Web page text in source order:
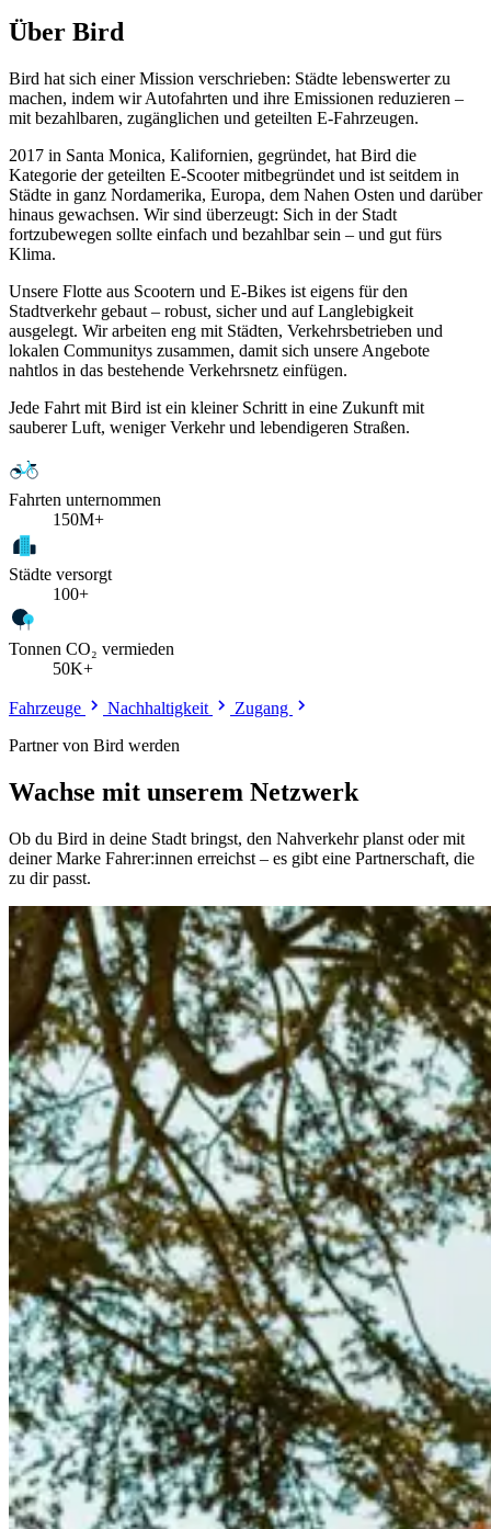
Über Bird
Bird hat sich einer Mission verschrieben: Städte lebenswerter zu
machen, indem wir Autofahrten und ihre Emissionen reduzieren –
mit bezahlbaren, zugänglichen und geteilten E-Fahrzeugen.
2017 in Santa Monica, Kalifornien, gegründet, hat Bird die
Kategorie der geteilten E-Scooter mitbegründet und ist seitdem in
Städte in ganz Nordamerika, Europa, dem Nahen Osten und darüber
hinaus gewachsen. Wir sind überzeugt: Sich in der Stadt
fortzubewegen sollte einfach und bezahlbar sein – und gut fürs
Klima.
Unsere Flotte aus Scootern und E-Bikes ist eigens für den
Stadtverkehr gebaut – robust, sicher und auf Langlebigkeit
ausgelegt. Wir arbeiten eng mit Städten, Verkehrsbetrieben und
lokalen Communitys zusammen, damit sich unsere Angebote
nahtlos in das bestehende Verkehrsnetz einfügen.
Jede Fahrt mit Bird ist ein kleiner Schritt in eine Zukunft mit
sauberer Luft, weniger Verkehr und lebendigeren Straßen.
Fahrten unternommen
150M+
Städte versorgt
100+
Tonnen CO₂ vermieden
50K+
Fahrzeuge Nachhaltigkeit
Zugang
Partner von Bird werden
Wachse mit unserem Netzwerk
Ob du Bird in deine Stadt bringst, den Nahverkehr planst oder mit
deiner Marke Fahrer:innen erreichst – es gibt eine Partnerschaft, die
zu dir passt.